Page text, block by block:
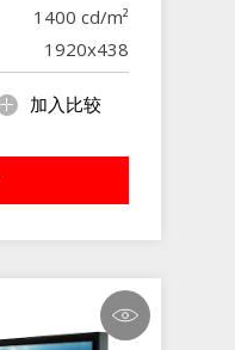
1400 cd/m²
1920x438
加入比较